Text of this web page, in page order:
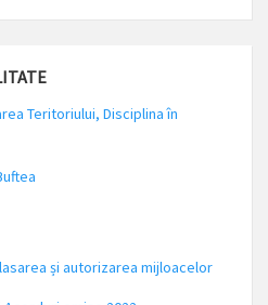
Teritoriului, Disciplina în
și autorizarea mijloacelor